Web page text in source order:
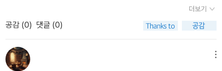
체계적인 문제 구성심화 연계 학습까지!숨마쿰라우데 수학 기본서 미
적분 표지 발췌.
제대로 공부할 수 있는 책~ 숨마쿰라우데 수학기본서 미적분고등수
학문제집 만족해요.내신·모의고사 모두를 대비할 수 있는 구성완전
충설명을 제시하여 실수하기 쉬운 사항,중요한 추가적인 설명을 덧붙
여 해당 문항 유형에 철저하게 대비할 수 있도록 해줍니다.소단원으
로 미적분 영역의 각각 개념학습을 한 후<Review Quiz>에서는 중
단원별로 모아 괄호 넣기, 참.거짓문제, 간단한 설명 문제 등을 풀어볼
면서 중단원별로 중요한 개념을 다시 한번 정리하면서 전체를 보는
념은 앞으로 배울 개념들을 정리해 둔 것이고뒤에 풀어 설명하면서
다시 언급해 줍니다. ​저는 처음 학습할 때는 이 부분은 건너뛰고복습
보기 쉽거든요. ​ ​글만 따라 읽다 보면 정말 이해가 쏙쏙 되는 최고의
개념 설명서에요.​중간중간 페이지 밑에 상세 설명이 있는데꼭 읽어보
에 대한 완벽한 이해로 숨마쿰라우데 수학 기본서는 공식의 원리와
함께 공식이 만들어지는 원리를 자세하게 설명해주어 내가 공부할 수
학의 개념을 좀더 깊이있고 흥미를 가지고시작해볼 수 있어 항상 아
이와 시작전에 함께 읽어보고 있어요단원의 개념을 소단원으로 분류
더보기
공감 (0) 댓글 (0)